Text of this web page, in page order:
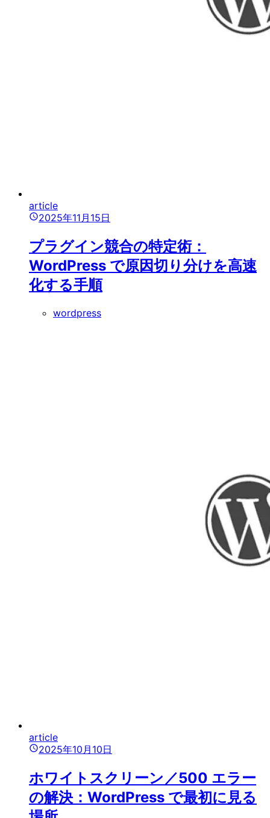
article
2025年11月15日
プラグイン競合の特定術：
WordPress で原因切り分けを高速
化する手順
wordpress
article
2025年10月10日
ホワイトスクリーン／500 エラー
の解決：WordPress で最初に見る